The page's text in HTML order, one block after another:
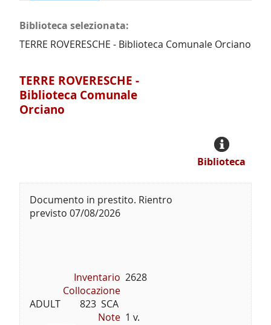
Biblioteca selezionata:
TERRE ROVERESCHE - Biblioteca Comunale Orciano
TERRE ROVERESCHE -
Biblioteca Comunale
Orciano
Biblioteca
Documento in prestito. Rientro
previsto 07/08/2026
Inventario 2628
Collocazione
ADULT        823  SCA
Note 1 v.